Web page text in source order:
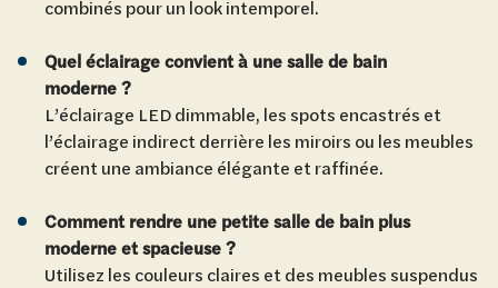
combinés pour un look intemporel.
Quel éclairage convient à une salle de bain
moderne ?
L’éclairage LED dimmable, les spots encastrés et
l’éclairage indirect derrière les miroirs ou les meubles
créent une ambiance élégante et raffinée.
Comment rendre une petite salle de bain plus
moderne et spacieuse ?
Utilisez les couleurs claires et des meubles suspendus